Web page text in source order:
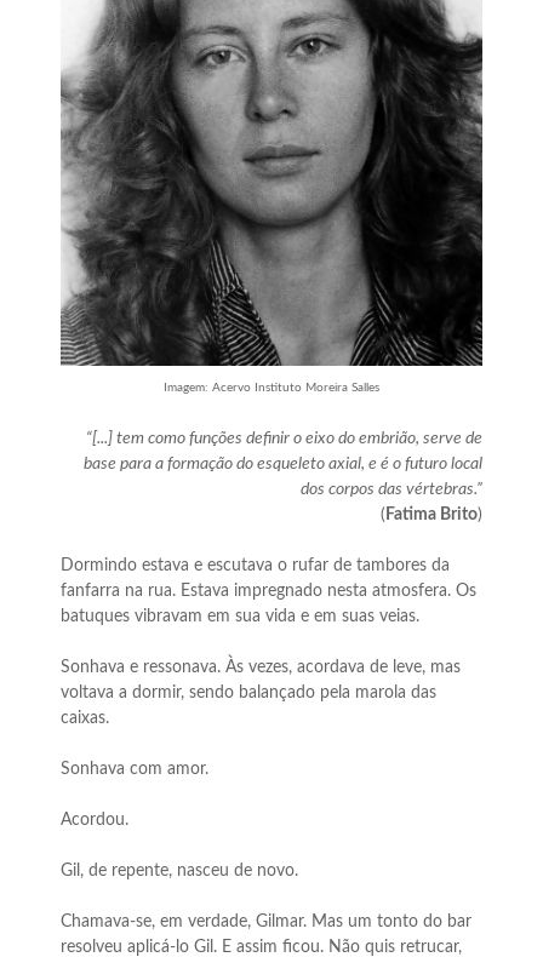
Imagem: Acervo Instituto Moreira Salles
“[...] tem como funções definir o eixo do embrião, serve de
base para a formação do esqueleto axial, e é o futuro local
dos corpos das vértebras.”
( Fatima Brito)
Dormindo estava e escutava o rufar de tambores da
fanfarra na rua. Estava impregnado nesta atmosfera. Os
batuques vibravam em sua vida e em suas veias.
Sonhava e ressonava. Às vezes, acordava de leve, mas
voltava a dormir, sendo balançado pela marola das
caixas.
Sonhava com amor.
Acordou.
Gil, de repente, nasceu de novo.
Chamava-se, em verdade, Gilmar. Mas um tonto do bar
resolveu aplicá-lo Gil. E assim ficou. Não quis retrucar,